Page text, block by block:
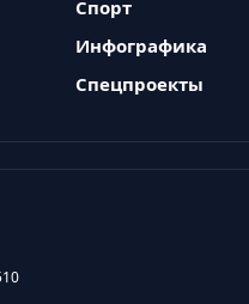
Спорт
Инфографика
Спецпроекты